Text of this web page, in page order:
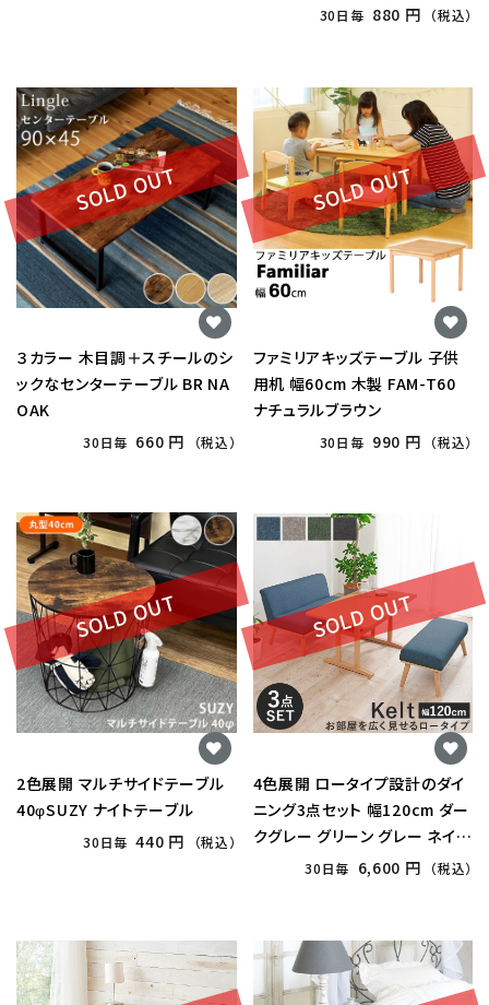
ト 椅子別売り
30日毎 880 円 （税込）
SOLD OUT
３カラー 木目調＋スチールのシ
ックなセンターテーブル BR NA
OAK
30日毎 660 円 （税込）
SOLD OUT
ファミリアキッズテーブル 子供
用机 幅60cm 木製 FAM-T60
ナチュラルブラウン
30日毎 990 円 （税込）
SOLD OUT
2色展開 マルチサイドテーブル
40φSUZY ナイトテーブル
30日毎 440 円 （税込）
SOLD OUT
4色展開 ロータイプ設計のダイ
ニング3点セット 幅120cm ダー
クグレー グリーン グレー ネイビ
30日毎 6,600 円 （税込）